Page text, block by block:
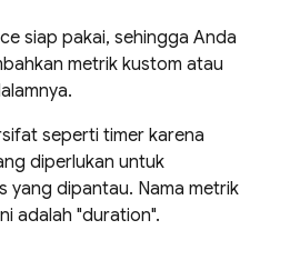
siap pakai, sehingga Anda
metrik kustom atau
seperti timer karena
diperlukan untuk
yang dipantau. Nama metrik
adalah "duration".